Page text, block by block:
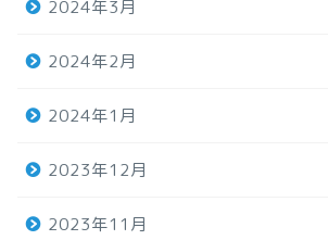
2024年3月
2024年2月
2024年1月
2023年12月
2023年11月